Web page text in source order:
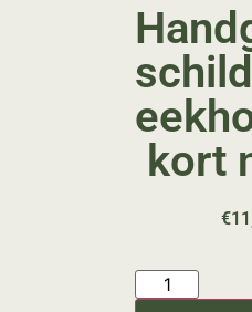
kort
€